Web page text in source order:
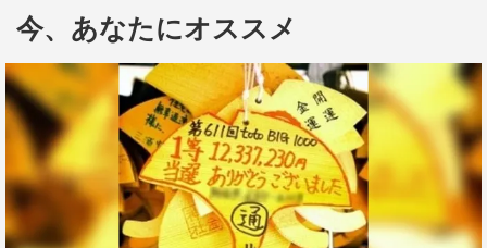
今、あなたにオススメ